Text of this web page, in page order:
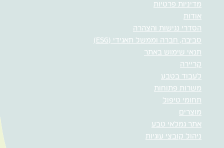
מדיניות פרטיות
אודות
הסדרי נגישות והצהרה
סביבה, חברה וממשל תאגידי (ESG)
תנאי שימוש באתר
קריירה
לעבוד בטבע
משרות פתוחות
תחומי טיפול
מוצרים
אתר גמלאי טבע
ניהול קובצי עוגיות